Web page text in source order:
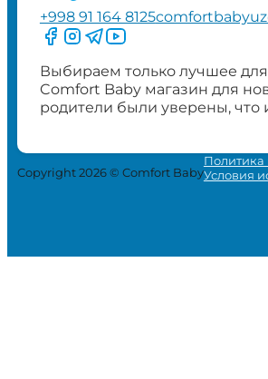
+998 91 164 8125
Следите за нами на Facebook
Следите за нами в
Следите за нами в
Следите за нами в
Выбираем только лучшее
Comfort Baby магазин для
родители были уверены, что
Copyright 2026 © Comfort Baby
Политика
Условия